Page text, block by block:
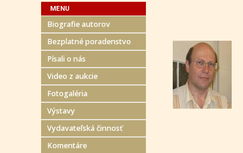
MENU
Biografie autorov
Bezplatné poradenstvo
Písali o nás
Video z aukcie
Fotogaléria
Výstavy
Vydavateľská činnosť
Komentáre